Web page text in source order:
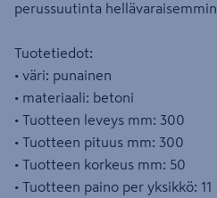
perussuutinta hellävaraisemmin.
Tuotetiedot:
• väri: punainen
• materiaali: betoni
• Tuotteen leveys mm: 300
• Tuotteen pituus mm: 300
• Tuotteen korkeus mm: 50
• Tuotteen paino per yksikkö: 11